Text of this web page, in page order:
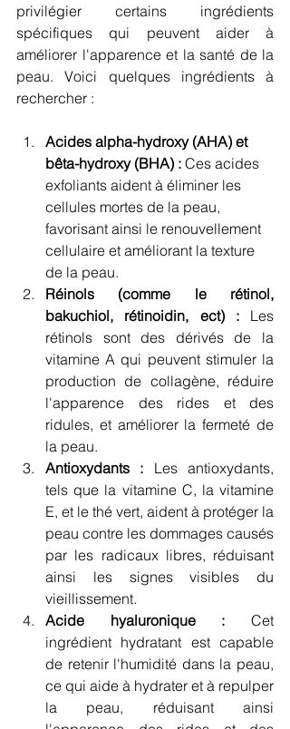
privilégier certains ingrédients
spécifiques qui peuvent aider à
améliorer l'apparence et la santé de la
peau. Voici quelques ingrédients à
rechercher :
Acides alpha-hydroxy (AHA) et
bêta-hydroxy (BHA) : Ces acides
exfoliants aident à éliminer les
cellules mortes de la peau,
favorisant ainsi le renouvellement
cellulaire et améliorant la texture
de la peau.
Réinols (comme le rétinol,
bakuchiol, rétinoidin, ect) : Les
rétinols sont des dérivés de la
vitamine A qui peuvent stimuler la
production de collagène, réduire
l'apparence des rides et des
ridules, et améliorer la fermeté de
la peau.
Antioxydants : Les antioxydants,
tels que la vitamine C, la vitamine
E, et le thé vert, aident à protéger la
peau contre les dommages causés
par les radicaux libres, réduisant
ainsi les signes visibles du
vieillissement.
Acide hyaluronique : Cet
ingrédient hydratant est capable
de retenir l'humidité dans la peau,
ce qui aide à hydrater et à repulper
la peau, réduisant ainsi